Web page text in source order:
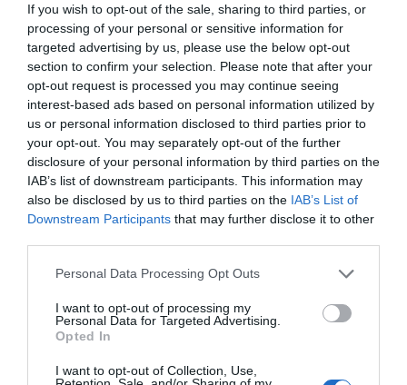
If you wish to opt-out of the sale, sharing to third parties, or
processing of your personal or sensitive information for
targeted advertising by us, please use the below opt-out
section to confirm your selection. Please note that after your
opt-out request is processed you may continue seeing
interest-based ads based on personal information utilized by
us or personal information disclosed to third parties prior to
your opt-out. You may separately opt-out of the further
disclosure of your personal information by third parties on the
IAB’s list of downstream participants. This information may
also be disclosed by us to third parties on the IAB’s List of
Downstream Participants that may further disclose it to other
Personal Data Processing Opt Outs
I want to opt-out of processing my
Personal Data for Targeted Advertising.
Opted In
I want to opt-out of Collection, Use,
Σχόλια 2
Ανώνυμος
14/05 - 15:07
Προς Επωνυμο
Σίγουρα.Θα δώσει και 4000 δυνταξη έχει
πει σε όλους.Υα βουλιάζει και τους
Ζτουρμους,θα πάρει και την πόλη.
🇬🇷
ΒΕΛΟΠΟΥΛΟΣ 60% ΝΑ ΞΕΒΡΩΜΙΣΕΙ Ο